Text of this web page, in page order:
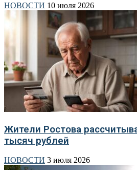
НОВОСТИ 10 июля 2026
Жители Ростова
тысяч рублей
НОВОСТИ 3 июля 2026